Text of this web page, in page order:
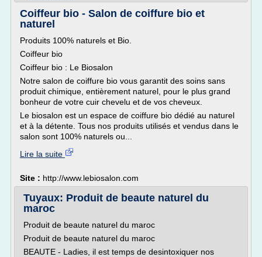
Coiffeur bio - Salon de coiffure bio et
naturel
Produits 100% naturels et Bio.
Coiffeur bio
Coiffeur bio : Le Biosalon
Notre salon de coiffure bio vous garantit des soins sans
produit chimique, entièrement naturel, pour le plus grand
bonheur de votre cuir chevelu et de vos cheveux.
Le biosalon est un espace de coiffure bio dédié au naturel
et à la détente. Tous nos produits utilisés et vendus dans le
salon sont 100% naturels ou...
Lire la suite
Site : http://www.lebiosalon.com
Tuyaux: Produit de beaute naturel du
maroc
Produit de beaute naturel du maroc
Produit de beaute naturel du maroc
BEAUTE - Ladies, il est temps de desintoxiquer nos